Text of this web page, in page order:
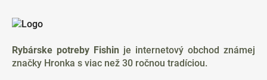
Rybárske potreby Fishin je internetový obchod známej
značky Hronka s viac než 30 ročnou tradíciou.